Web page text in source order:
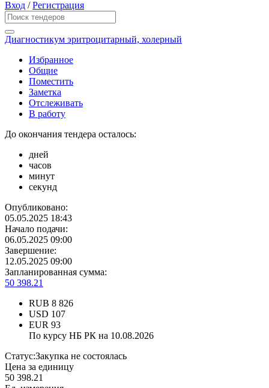
Вход /Регистрация
Диагностикум эритроцитарный, холерный
Избранное
Общие
Поместить
Заметка
Отслеживать
В работу
До окончания тендера осталось:
дней
часов
минут
секунд
Опубликовано:
05.05.2025 18:43
Начало подачи:
06.05.2025 09:00
Завершение:
12.05.2025 09:00
Запланированная сумма:
50 398.21
RUB 8 826
USD 107
EUR 93
По курсу НБ РК на 10.08.2026
Статус:Закупка не состоялась
Цена за единицу
50 398.21